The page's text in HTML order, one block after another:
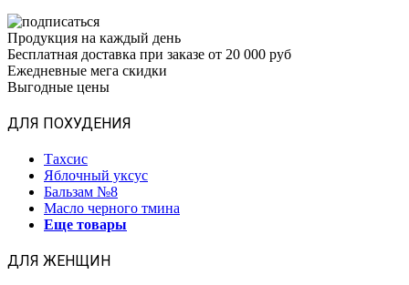
Продукция на каждый день
Бесплатная доставка при заказе от 20 000 руб
Ежедневные мега скидки
Выгодные цены
ДЛЯ ПОХУДЕНИЯ
Тахсис
Яблочный уксус
Бальзам №8
Масло черного тмина
Еще товары
ДЛЯ ЖЕНЩИН